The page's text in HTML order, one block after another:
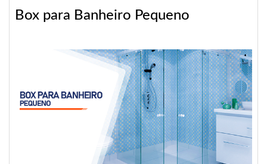
Box para Banheiro Pequeno